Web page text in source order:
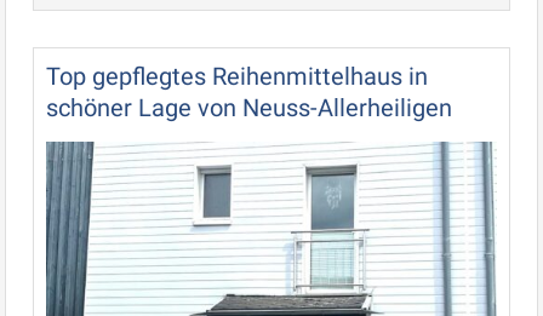
Top gepflegtes Reihenmittelhaus in
schöner Lage von Neuss-Allerheiligen